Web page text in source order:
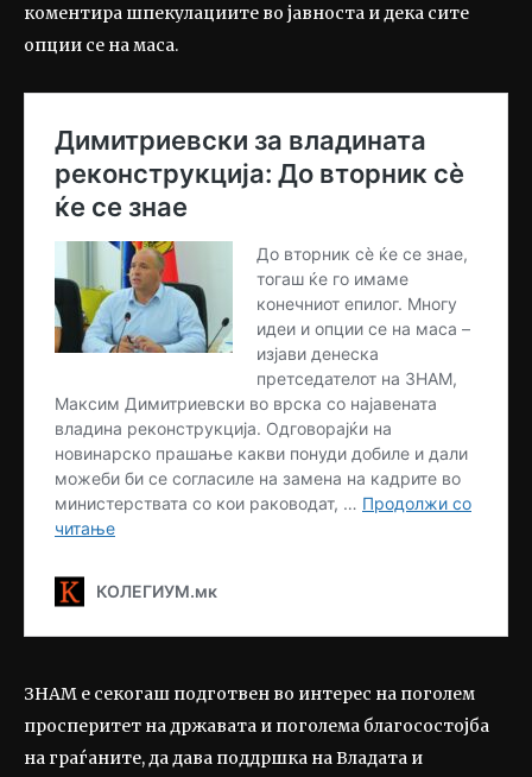
коментира шпекулациите во јавноста и дека сите
опции се на маса.
ЗНАМ е секогаш подготвен во интерес на поголем
просперитет на државата и поголема благосостојба
на граѓаните, да дава поддршка на Владата и